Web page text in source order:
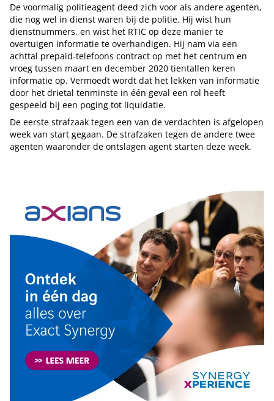
De voormalig politieagent deed zich voor als andere agenten,
die nog wel in dienst waren bij de politie. Hij wist hun
dienstnummers, en wist het RTIC op deze manier te
overtuigen informatie te overhandigen. Hij nam via een
achttal prepaid-telefoons contract op met het centrum en
vroeg tussen maart en december 2020 tientallen keren
informatie op. Vermoedt wordt dat het lekken van informatie
door het drietal tenminste in één geval een rol heeft
gespeeld bij een poging tot liquidatie.
De eerste strafzaak tegen een van de verdachten is afgelopen
week van start gegaan. De strafzaken tegen de andere twee
agenten waaronder de ontslagen agent starten deze week.